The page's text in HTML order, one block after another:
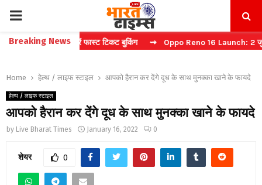
PRIMARY
MENU
Breaking News
बिना कैप्चा करें फास्ट टिकट बुकिंग ⇝ Oppo Reno 16 Launch: 2 जुलाई को
Home हेल्थ / लाइफ स्टाइल आपको हैरान कर देंगे दूध के साथ मुनक्का खाने के फायदे
हेल्थ / लाइफ स्टाइल
आपको हैरान कर देंगे दूध के साथ मुनक्का खाने के फायदे
by Live Bharat Times January 16, 2022 0
शेयर 0